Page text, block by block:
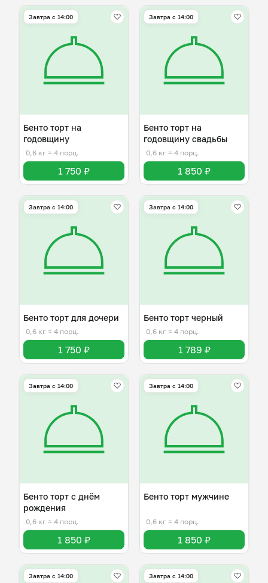
Завтра c 14:00
Бенто торт на
годовщину
0,6 кг ≈ 4 порц.
1 750 ₽
Завтра c 14:00
Бенто торт на
годовщину свадьбы
0,6 кг ≈ 4 порц.
1 850 ₽
Завтра c 14:00
Бенто торт для дочери
0,6 кг ≈ 4 порц.
1 750 ₽
Завтра c 14:00
Бенто торт черный
0,6 кг ≈ 4 порц.
1 789 ₽
Завтра c 14:00
Бенто торт с днём
рождения
0,6 кг ≈ 4 порц.
1 850 ₽
Завтра c 14:00
Бенто торт мужчине
0,6 кг ≈ 4 порц.
1 850 ₽
Завтра c 14:00 Завтра c 14:00